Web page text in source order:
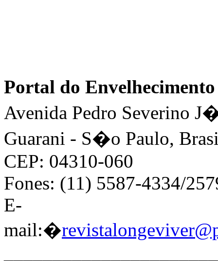
Portal do
Avenida Pedro Severino
Guarani - S�o Paulo,
CEP: 04310-060
Fones: (11) 5587-4334/
E-
mail:�